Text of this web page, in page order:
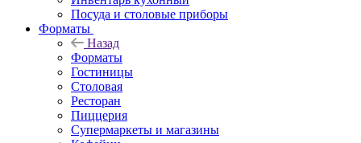
Посуда и столовые приборы
Форматы
Назад
Форматы
Гостиницы
Столовая
Ресторан
Пиццерия
Супермаркеты и магазины